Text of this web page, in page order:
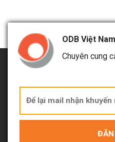
ODB Việt Nam
Chuyên cung